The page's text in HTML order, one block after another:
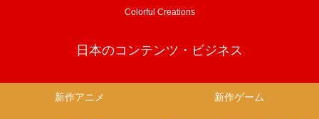
Colorful Creations
日本のコンテンツ・ビジネス
新作アニメ 新作ゲーム